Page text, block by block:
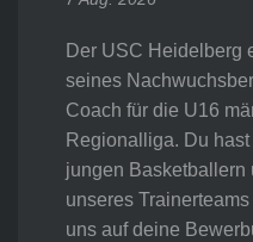
Der USC Heidelberg
seines
Coach für die U16
Regionalliga. Du
jungen Basketballern
unseres
uns auf deine